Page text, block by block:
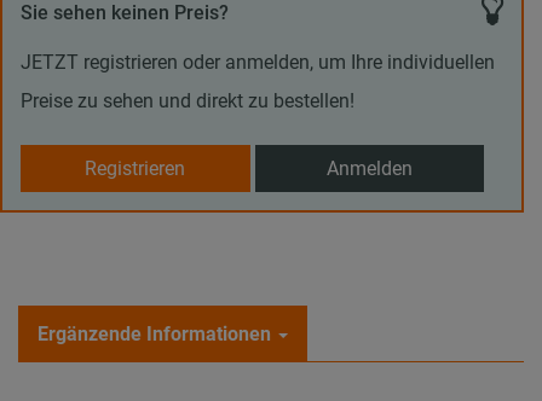
Sie sehen keinen Preis?
JETZT registrieren oder anmelden, um Ihre individuellen
Preise zu sehen und direkt zu bestellen!
Registrieren Anmelden
Ergänzende Informationen